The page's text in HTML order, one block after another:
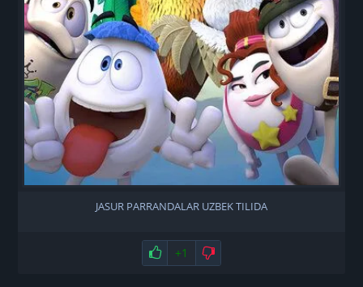
JASUR PARRANDALAR UZBEK TILIDA
Нравится
+1 Не нравится